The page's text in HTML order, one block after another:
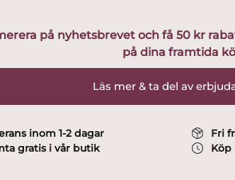
på nyhetsbrevet och få 50 kr
på dina framtida
Läs mer & ta del av
inom 1-2 dagar
gratis i vår butik
Fri
Köp